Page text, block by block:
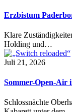
Erzbistum
Klare
Holding und…
Juli 21, 2026
Sommer-Open-Air
Schlossnächte